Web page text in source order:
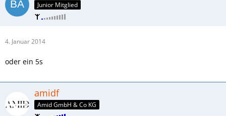
Junior Mitglied
4. Januar 2014
oder ein 5s
amidf
Amid GmbH & Co KG